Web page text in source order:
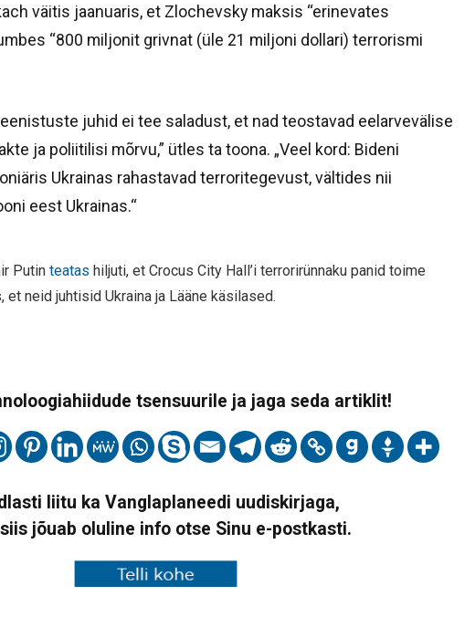
väitis jaanuaris, et Zlochevsky maksis “erinevates
“800 miljonit grivnat (üle 21 miljoni dollari) terrorismi
juhid ei tee saladust, et nad teostavad eelarvevälise
ja poliitilisi mõrvu,” ütles ta toona. „Veel kord: Bideni
Ukrainas rahastavad terroritegevust, vältides nii
eest Ukrainas.“
Putinteatas hiljuti, et Crocus City Hall’i terrorirünnaku panid toime
et neid juhtisid Ukraina ja Lääne käsilased.
tsensuurile ja jaga seda artiklit!
liitu ka Vanglaplaneedi uudiskirjaga,
jõuab oluline info otse Sinu e-postkasti.